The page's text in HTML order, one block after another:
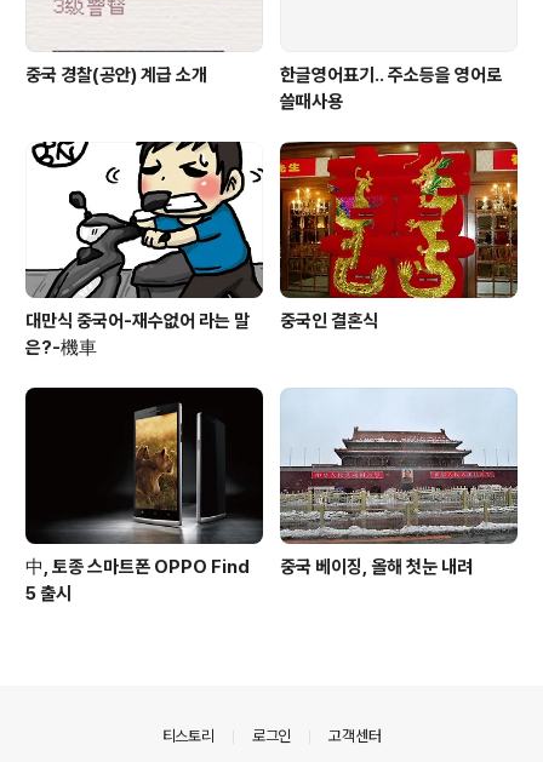
중국 경찰(공안) 계급 소개
한글영어표기.. 주소등을 영어로
쓸때사용
대만식 중국어-재수없어 라는 말
은?-機車
중국인 결혼식
中, 토종 스마트폰 OPPO Find
5 출시
중국 베이징, 올해 첫눈 내려
티스토리 로그인 고객센터